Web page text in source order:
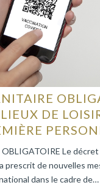
DE
OBLIGATOIRE Le
prescrit de nouvelles
dans le cadre de…